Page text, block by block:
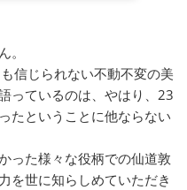
。
信じられない不動不変の美
っているのは、やはり、23
たということに他ならない
った様々な役柄での仙道敦
を世に知らしめていただき